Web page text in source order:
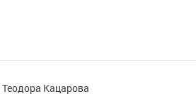
Теодора Кацарова